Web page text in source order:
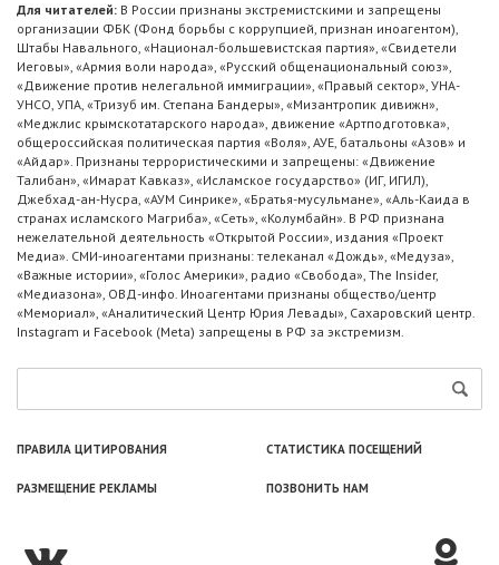
Для читателей: В России признаны экстремистскими и запрещены
организации ФБК (Фонд борьбы с коррупцией, признан иноагентом),
Штабы Навального, «Национал-большевистская партия», «Свидетели
Иеговы», «Армия воли народа», «Русский общенациональный союз»,
«Движение против нелегальной иммиграции», «Правый сектор», УНА-
УНСО, УПА, «Тризуб им. Степана Бандеры», «Мизантропик дивижн»,
«Меджлис крымскотатарского народа», движение «Артподготовка»,
общероссийская политическая партия «Воля», АУЕ, батальоны «Азов» и
«Айдар». Признаны террористическими и запрещены: «Движение
Талибан», «Имарат Кавказ», «Исламское государство» (ИГ, ИГИЛ),
Джебхад-ан-Нусра, «АУМ Синрике», «Братья-мусульмане», «Аль-Каида в
странах исламского Магриба», «Сеть», «Колумбайн». В РФ признана
нежелательной деятельность «Открытой России», издания «Проект
Медиа». СМИ-иноагентами признаны: телеканал «Дождь», «Медуза»,
«Важные истории», «Голос Америки», радио «Свобода», The Insider,
«Медиазона», ОВД-инфо. Иноагентами признаны общество/центр
«Мемориал», «Аналитический Центр Юрия Левады», Сахаровский центр.
Instagram и Facebook (Metа) запрещены в РФ за экстремизм.
ПРАВИЛА ЦИТИРОВАНИЯ СТАТИСТИКА ПОСЕЩЕНИЙ
РАЗМЕЩЕНИЕ РЕКЛАМЫ ПОЗВОНИТЬ НАМ